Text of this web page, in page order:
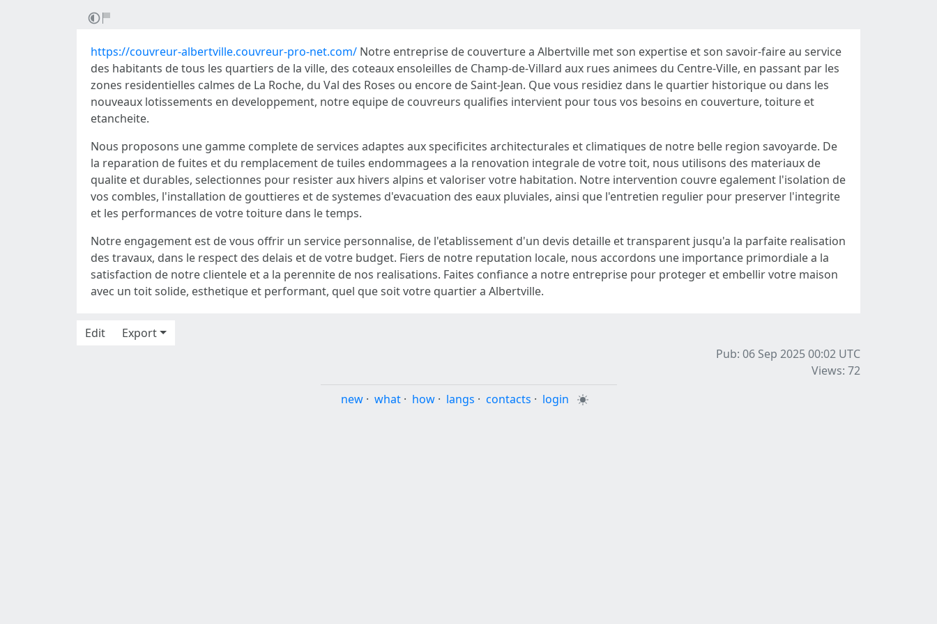
https://couvreur-albertville.couvreur-pro-net.com/ Notre entreprise de couverture a Albertville met son expertise et son savoir-faire au service
des habitants de tous les quartiers de la ville, des coteaux ensoleilles de Champ-de-Villard aux rues animees du Centre-Ville, en passant par les
zones residentielles calmes de La Roche, du Val des Roses ou encore de Saint-Jean. Que vous residiez dans le quartier historique ou dans les
nouveaux lotissements en developpement, notre equipe de couvreurs qualifies intervient pour tous vos besoins en couverture, toiture et
etancheite.
Nous proposons une gamme complete de services adaptes aux specificites architecturales et climatiques de notre belle region savoyarde. De
la reparation de fuites et du remplacement de tuiles endommagees a la renovation integrale de votre toit, nous utilisons des materiaux de
qualite et durables, selectionnes pour resister aux hivers alpins et valoriser votre habitation. Notre intervention couvre egalement l'isolation de
vos combles, l'installation de gouttieres et de systemes d'evacuation des eaux pluviales, ainsi que l'entretien regulier pour preserver l'integrite
et les performances de votre toiture dans le temps.
Notre engagement est de vous offrir un service personnalise, de l'etablissement d'un devis detaille et transparent jusqu'a la parfaite realisation
des travaux, dans le respect des delais et de votre budget. Fiers de notre reputation locale, nous accordons une importance primordiale a la
satisfaction de notre clientele et a la perennite de nos realisations. Faites confiance a notre entreprise pour proteger et embellir votre maison
avec un toit solide, esthetique et performant, quel que soit votre quartier a Albertville.
Edit
Export
Pub: 06 Sep 2025 00:02 UTC
Views: 72
new · what · how · langs · contacts · login